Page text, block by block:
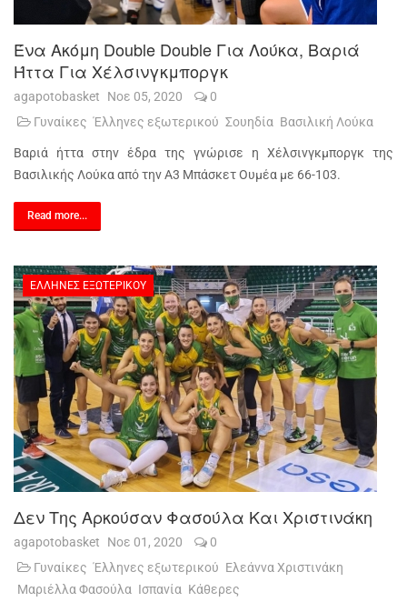
Ένα Ακόμη Double Double Για Λούκα, Βαριά
Ήττα Για Χέλσινγκμποργκ
agapotobasket Νοε 05, 2020
0
Γυναίκες Έλληνες εξωτερικού Σουηδία Βασιλική Λούκα
Βαριά ήττα στην έδρα της γνώρισε η Χέλσινγκμποργκ της
Βασιλικής Λούκα από την Α3 Μπάσκετ Ουμέα με 66-103.
Read more...
ΈΛΛΗΝΕΣ ΕΞΩΤΕΡΙΚΟΎ
Δεν Της Αρκούσαν Φασούλα Και Χριστινάκη
agapotobasket Νοε 01, 2020
0
Γυναίκες Έλληνες εξωτερικού Ελεάννα Χριστινάκη
Μαριέλλα Φασούλα Ισπανία Κάθερες